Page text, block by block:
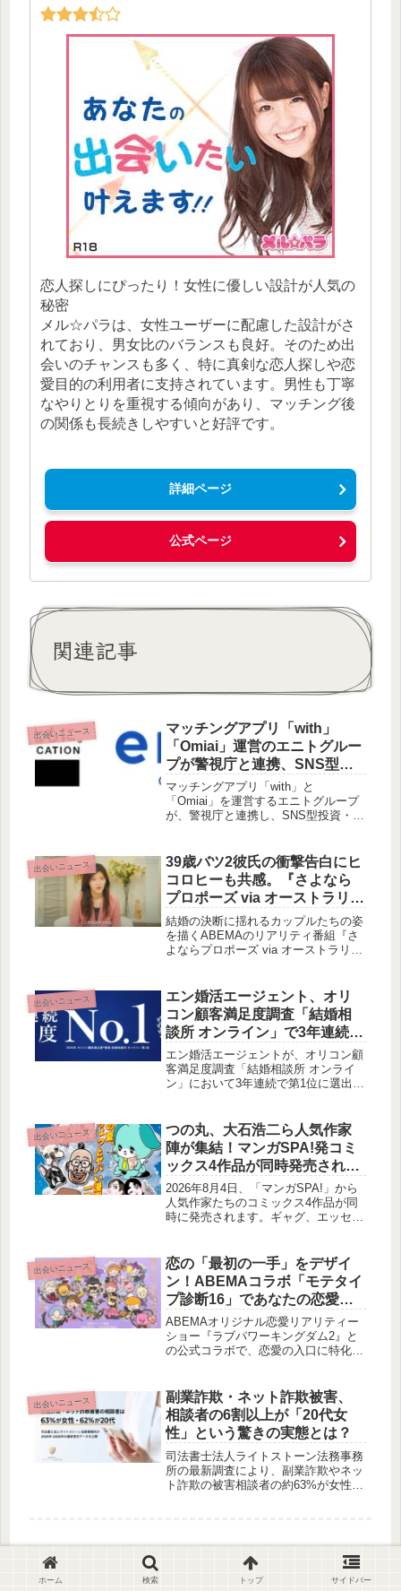
恋人探しにぴったり！女性に優しい設計が人気の
秘密
メル☆パラは、女性ユーザーに配慮した設計がさ
れており、男女比のバランスも良好。そのため出
会いのチャンスも多く、特に真剣な恋人探しや恋
愛目的の利用者に支持されています。男性も丁寧
なやりとりを重視する傾向があり、マッチング後
の関係も長続きしやすいと好評です。
詳細ページ
公式ページ
関連記事
出会いニュース
マッチングアプリ「with」
「Omiai」運営のエニトグルー
プが警視庁と連携、SNS型投
資・ロマンス詐欺対策を強化
マッチングアプリ「with」と
「Omiai」を運営するエニトグループ
が、警視庁と連携し、SNS型投資・ロ
する中、利用者の安心・安全を守るた
めの具体的な取り組みが加速していま
す。
出会いニュース
39歳バツ2彼氏の衝撃告白にヒ
コロヒーも共感。『さよなら
プロポーズ via オーストラリ
ア』が示す、結婚の現実
結婚の決断に揺れるカップルたちの姿
を描くABEMAのリアリティ番組『さ
よならプロポーズ via オーストラリ
エピソードや、スタジオで繰り広げら
れた共感と笑いのトークについて、賢
作が皆様にお届けいたします。
出会いニュース
エン婚活エージェント、オリ
コン顧客満足度調査「結婚相
談所 オンライン」で3年連続第
1位を獲得
エン婚活エージェントが、オリコン顧
客満足度調査「結婚相談所 オンライ
ン」において3年連続で第1位に選出さ
る手厚いサポート、そして優れたコス
トパフォーマンスがユーザーから高く
評価された結果と言えるでしょう。
出会いニュース
つの丸、大石浩二ら人気作家
陣が集結！マンガSPA!発コミ
ックス4作品が同時発売されま
す
2026年8月4日、「マンガSPA!」から
人気作家たちのコミックス4作品が同
時に発売されます。ギャグ、エッセ
との出会いを提案します。
出会いニュース
恋の「最初の一手」をデザイ
ン！ABEMAコラボ「モテタイ
プ診断16」であなたの恋愛ア
プローチが丸わかり
ABEMAオリジナル恋愛リアリティー
ショー『ラブパワーキングダム2』と
の公式コラボで、恋愛の入口に特化し
回以上診断された「ラブタイプ診断」
チームが贈る、気になる相手へのアプ
ローチ法を分析する診断で、あなたの
恋の始まりを強力にサポートします。
出会いニュース
副業詐欺・ネット詐欺被害、
相談者の6割以上が「20代女
性」という驚きの実態とは？
司法書士法人ライトストーン法務事務
所の最新調査により、副業詐欺やネッ
ト詐欺の被害相談者の約63%が女性、
している実態が浮き彫りになっていま
ホーム 検索 トップ サイドバー